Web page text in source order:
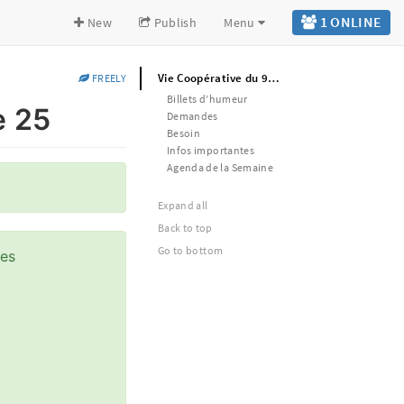
1 ONLINE
New Publish Menu
FREELY
25
Vie Coopérative du 97 le 19 décembre 25
Billets d’humeur
Demandes
Besoin
Infos importantes
Agenda de la Semaine
Expand all
Back to top
Go to bottom